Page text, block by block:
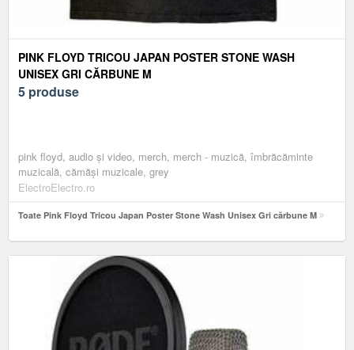
PINK FLOYD TRICOU JAPAN POSTER STONE WASH
UNISEX GRI CĂRBUNE M
5 produse
pink floyd, audio și video, merch, merch - muzică, îmbrăcăminte
muzicală, cămăși muzicale, grey
ElectroElectro.ro
Toate Pink Floyd Tricou Japan Poster Stone Wash Unisex Gri cărbune M